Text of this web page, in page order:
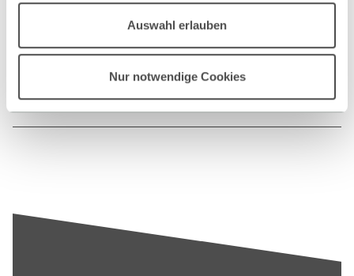
Auswahl erlauben
Nur notwendige Cookies